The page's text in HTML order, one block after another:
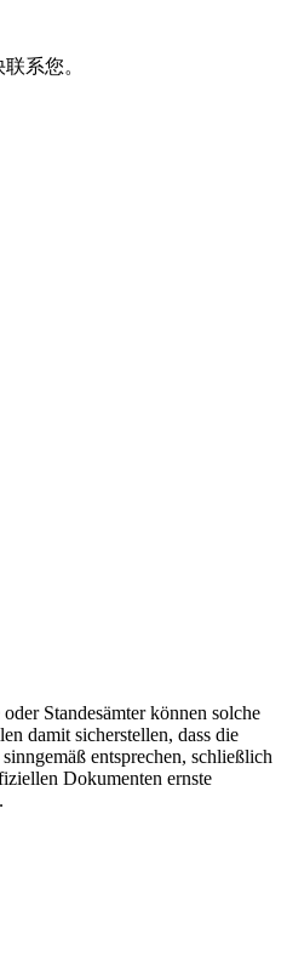
系您。
übersetzen, ist gar nicht so
bei der Wahl des Übersetzers sein.
„beeidigten Übersetzer“ mit dem
Übersetzer sind dazu befugt, die
beizufügen.
beglaubigte Übersetzungen?
Standesämter können solche
damit sicherstellen, dass die
entsprechen, schließlich
Dokumenten ernste